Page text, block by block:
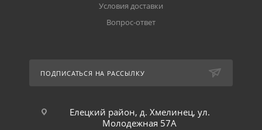
Условия доставки
Вопрос-ответ
ПОДПИСАТЬСЯ НА РАССЫЛКУ
Елецкий район, д. Хмелинец, ул.
Молодежная 57А